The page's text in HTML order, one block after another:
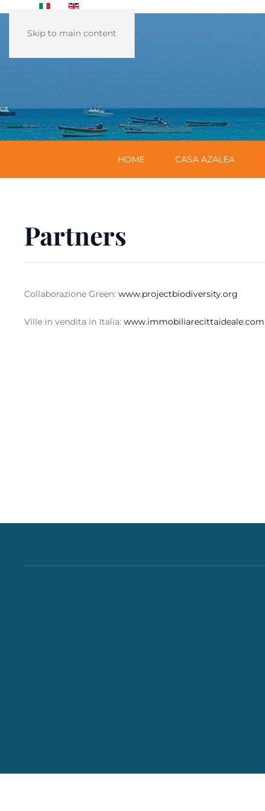
Skip to main content
HOME CASA AZALEA
Partners
Collaborazione Green: www.projectbiodiversity.org
Ville in vendita in Italia: www.immobiliarecittaideale.com